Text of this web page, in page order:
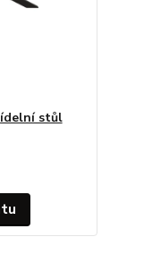
stůl